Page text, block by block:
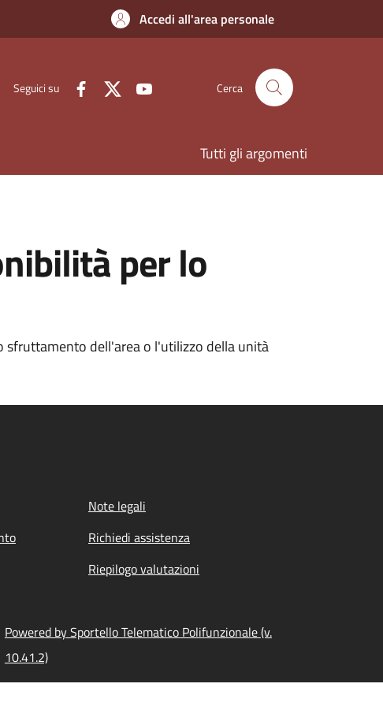
Accedi all'area personale
Seguici su Cerca
Tutti gli argomenti
per lo
sfruttamento dell'area o l'utilizzo della unità
Note legali
Richiedi assistenza
Riepilogo valutazioni
Powered by Sportello Telematico Polifunzionale (v.
10.41.2)